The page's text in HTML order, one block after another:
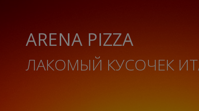
ARENA PIZZA
ЛАКОМЫЙ КУСОЧЕК